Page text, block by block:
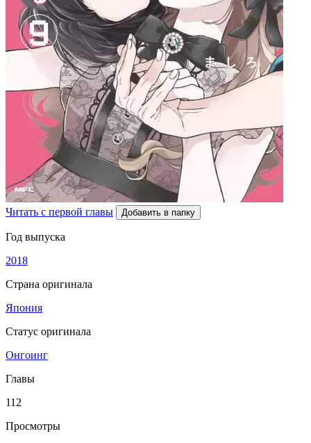
Читать с первой главы Добавить в папку
Год выпуска
2018
Страна оригинала
Япония
Статус оригинала
Онгоинг
Главы
112
Просмотры